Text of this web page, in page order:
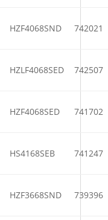
HZF4068SND 742021
HZLF4068SED 742507
HZF4068SED 741702
HS4168SEB 741247
HZF3668SND 739396